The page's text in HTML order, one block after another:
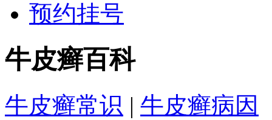
预约挂号
牛皮癣百科
牛皮癣常识 | 牛皮癣病因